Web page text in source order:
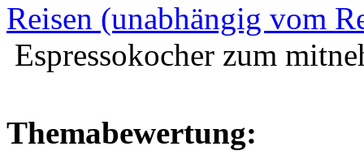
Reisen (unabhängig vom
Espressokocher zum
Themabewertung: